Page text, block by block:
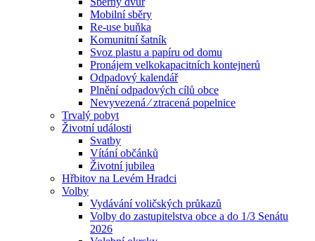
Mobilní sběry
Re-use buňka
Komunitní šatník
Svoz plastu a papíru od domu
Pronájem velkokapacitních kontejnerů
Odpadový kalendář
Plnění odpadových cílů obce
Nevyvezená ⁄ ztracená popelnice
Trvalý pobyt
Životní události
Svatby
Vítání občánků
Životní jubilea
Hřbitov na Levém Hradci
Volby
Vydávání voličských průkazů
Volby do zastupitelstva obce a do 1/3 Senátu
2026